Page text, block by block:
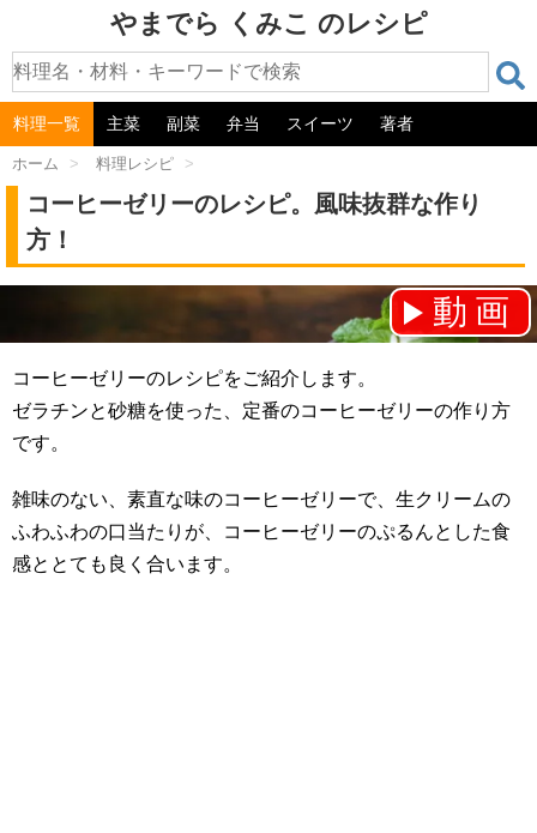
やまでら くみこ のレシピ
料理一覧 主菜 副菜 弁当 スイーツ 著者
ホーム > 料理レシピ >
コーヒーゼリーのレシピ。風味抜群な作り
方！
動画
チャンネル登録をお願いします！⇒
コーヒーゼリーのレシピをご紹介します。
ゼラチンと砂糖を使った、定番のコーヒーゼリーの作り方
です。
雑味のない、素直な味のコーヒーゼリーで、生クリームの
ふわふわの口当たりが、コーヒーゼリーのぷるんとした食
感ととても良く合います。